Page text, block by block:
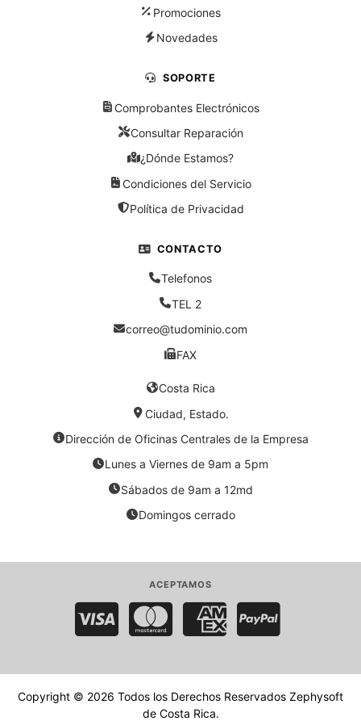
Promociones
Novedades
SOPORTE
Comprobantes Electrónicos
Consultar Reparación
¿Dónde Estamos?
Condiciones del Servicio
Política de Privacidad
CONTACTO
Telefonos
TEL 2
correo@tudominio.com
FAX
Costa Rica
Ciudad, Estado.
Dirección de Oficinas Centrales de la Empresa
Lunes a Viernes de 9am a 5pm
Sábados de 9am a 12md
Domingos cerrado
ACEPTAMOS
Visa MasterCardAmerican Express
Copyright © 2026 Todos los Derechos Reservados Zephysoft
de Costa Rica.